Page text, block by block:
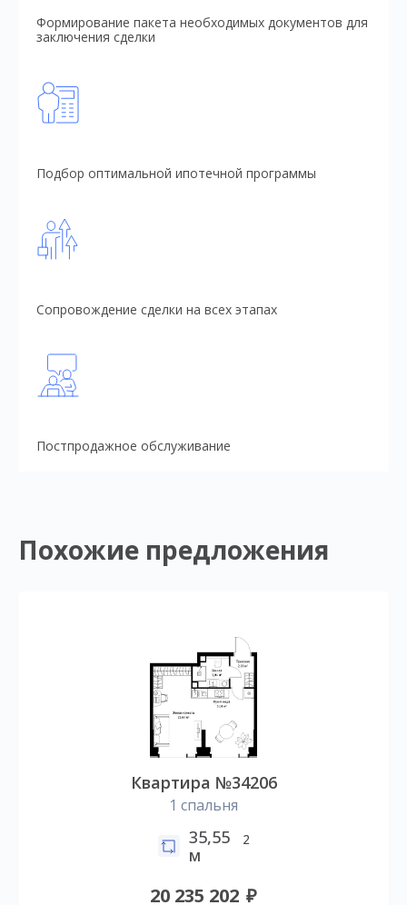
Формирование пакета необходимых документов для
заключения сделки
Подбор оптимальной ипотечной программы
Сопровождение сделки на всех этапах
Постпродажное обслуживание
Похожие предложения
Квартира №34206
1 спальня
35,55
м
2
20 235 202